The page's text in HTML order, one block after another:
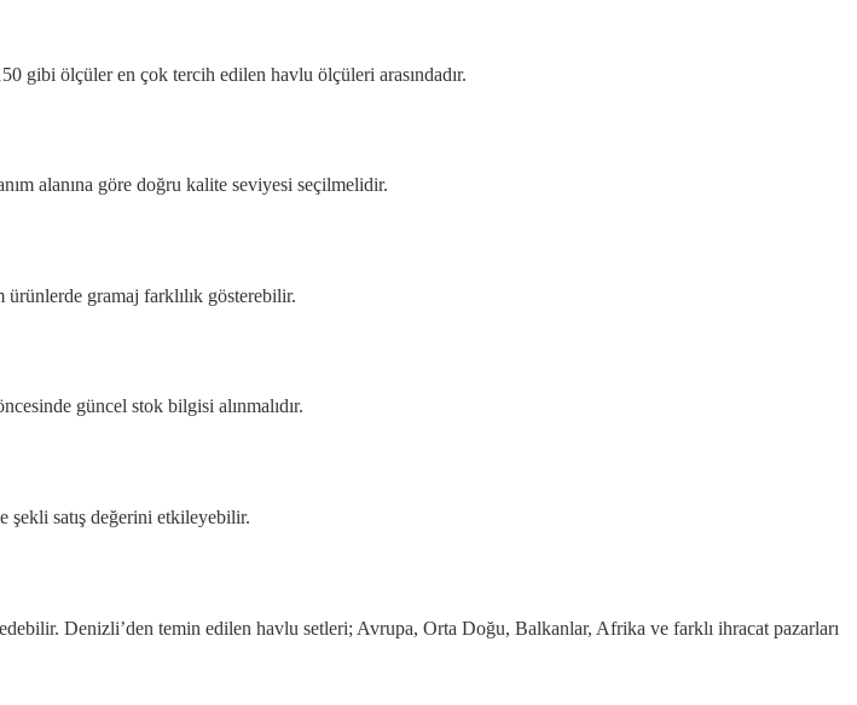
gibi ölçüler en çok tercih edilen havlu ölçüleri arasındadır.
alanına göre doğru kalite seviyesi seçilmelidir.
gramaj farklılık gösterebilir.
güncel stok bilgisi alınmalıdır.
şekli satış değerini etkileyebilir.
Denizli’den temin edilen havlu setleri; Avrupa, Orta Doğu, Balkanlar, Afrika ve farklı ihracat pazarları